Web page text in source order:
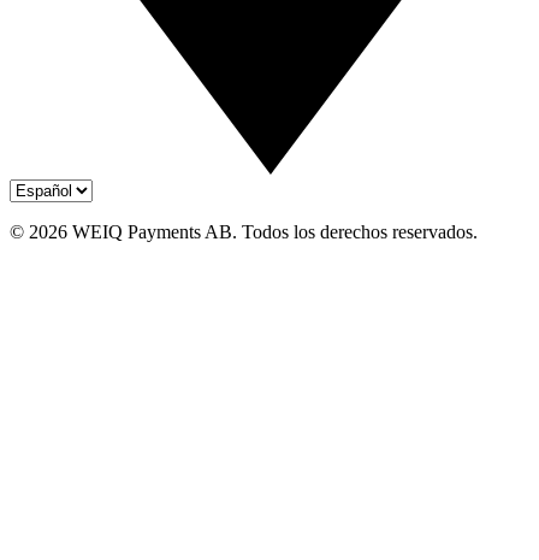
© 2026 WEIQ Payments AB. Todos los derechos reservados.